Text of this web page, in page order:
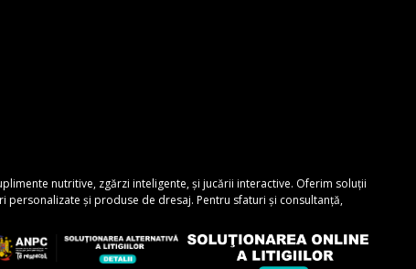
nutritive, zgărzi inteligente, și jucării interactive. Oferim soluții
și produse de dresaj. Pentru sfaturi și consultanță,